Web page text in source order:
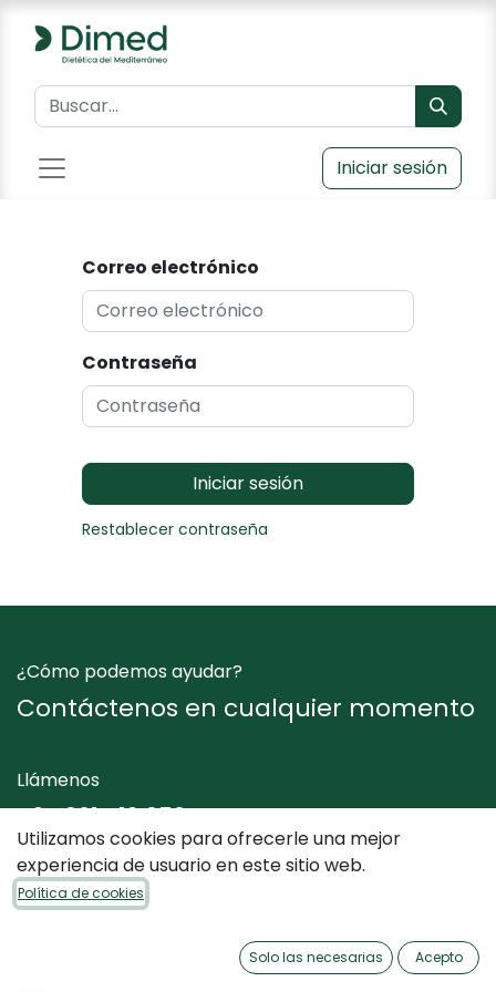
Iniciar sesión
Correo electrónico
Contraseña
Iniciar sesión
Restablecer contraseña
¿Cómo podemos ayudar?
Contáctenos en cualquier momento
Llámenos
+34 961 412 050
Envíenos un mensaje
Utilizamos cookies para ofrecerle una mejor
experiencia de usuario en este sitio web.
Política de cookies
Solo las necesarias Acepto